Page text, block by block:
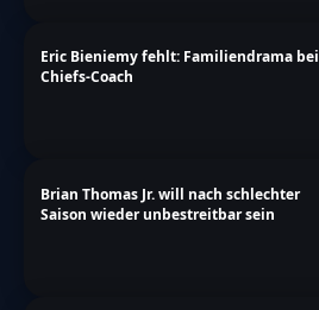
Eric Bieniemy fehlt: Familiendrama bei
Chiefs-Coach
Brian Thomas Jr. will nach schlechter
Saison wieder unbestreitbar sein